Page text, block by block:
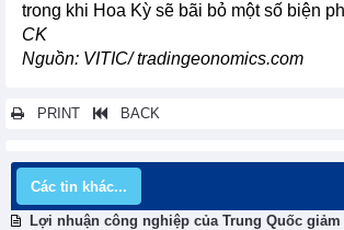
trong khi Hoa Kỳ sẽ bãi bỏ một số biện
CK
Nguồn: VITIC/ tradingeonomics.com
PRINT BACK
Các tin khác...
Lợi nhuận công nghiệp của Trung Quốc